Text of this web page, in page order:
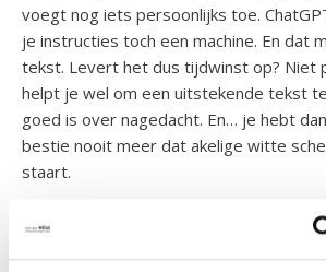
voegt nog iets persoonlijks toe.
je instructies toch een machine. En dat
tekst. Levert het dus tijdwinst op? Niet
helpt je wel om een uitstekende tekst
goed is over nagedacht. En… je hebt
bestie nooit meer dat akelige witte
staart.
PS: Natuurlijk zet je geen